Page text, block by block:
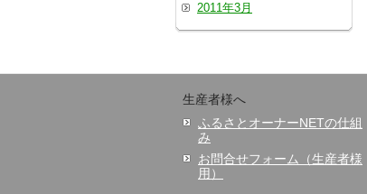
2011年3月
生産者様へ
ふるさとオーナーNETの仕組
み
お問合せフォーム（生産者様
用）